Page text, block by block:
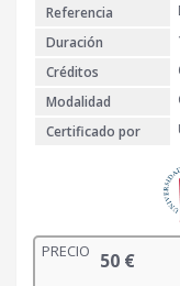
Referencia
Duración
Créditos
Modalidad
Certificado por
PRECIO 50 €